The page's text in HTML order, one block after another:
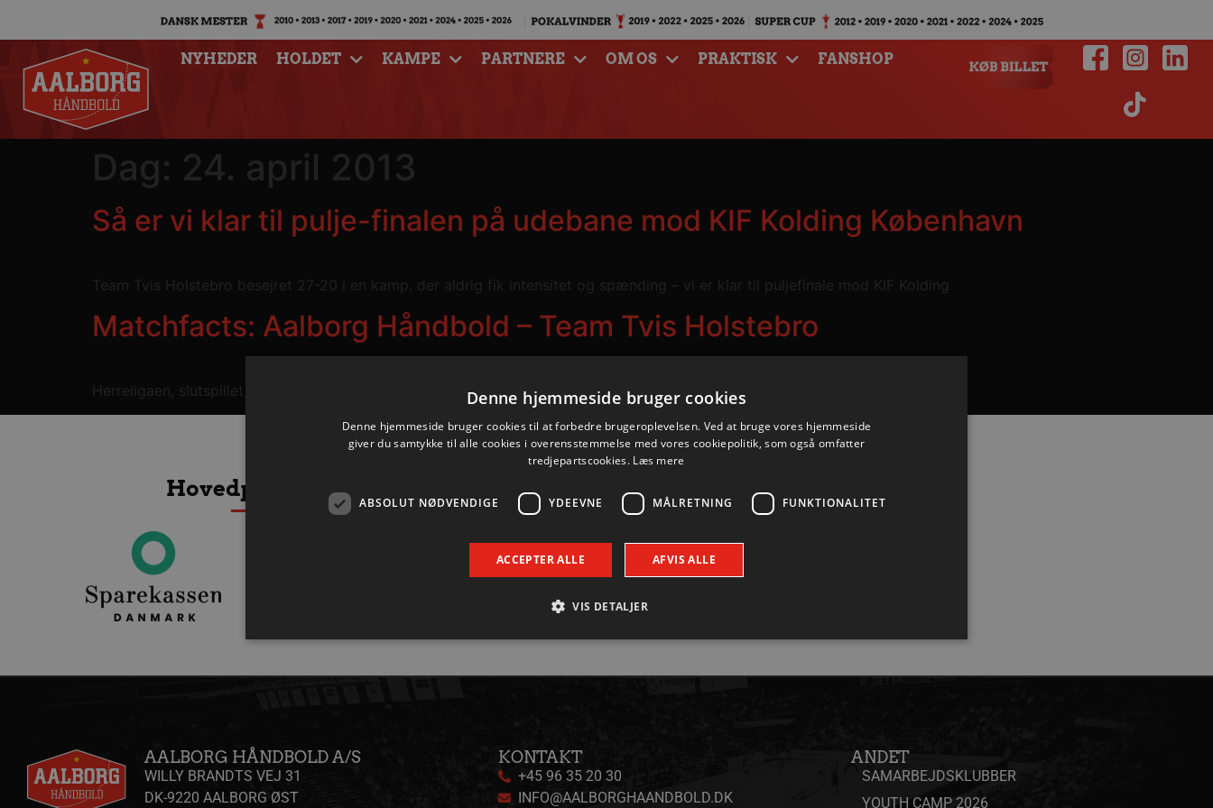
NYHEDER HOLDET KAMPE PARTNERE OM OS PRAKTISK FANSHOP
Dag: 24. april 2013
Så er vi klar til pulje-finalen på udebane mod KIF Kolding København
Team Tvis Holstebro besejret 27-20 i en kamp, der aldrig fik intensitet og spænding – vi er klar til puljefinale mod KIF Kolding
Matchfacts: Aalborg Håndbold – Team Tvis Holstebro
Herreligaen, slutspillet, Gigantium Arena: Aalborg Håndbold – Team Tvis Holstebro 27-20 (13-8).
Hovedpartnere
AALBORG HÅNDBOLD A/S
WILLY BRANDTS VEJ 31
DK-9220 AALBORG ØST
KONTAKT
+45 96 35 20 30
INFO@AALBORGHAANDBOLD.DK
ANDET
SAMARBEJDSKLUBBER
YOUTH CAMP 2026
Denne hjemmeside bruger cookies
Denne hjemmeside bruger cookies til at forbedre brugeroplevelsen. Ved at bruge vores hjemmeside
giver du samtykke til alle cookies i overensstemmelse med vores cookiepolitik, som også omfatter
tredjepartscookies. Læs mere
ABSOLUT NØDVENDIGE YDEEVNE MÅLRETNING FUNKTIONALITET
ACCEPTER ALLE AFVIS ALLE
VIS DETALJER
Absolut nødvendige Ydeevne Målretning Funktionalitet
Navn Udbyder / Domæne Udløbsdato
/dyna-.*/i
.aalborghaandbold.dk Session
Til visning af hjemmesidens funktioner
_dcid
1 år 1 Denne cookie bruges til at identificere individuelle klienter bag en